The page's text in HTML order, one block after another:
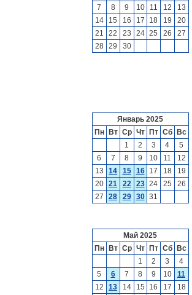
7
8 9 10 11 12
13
14
15 16 17 18 19
20
21
22 23 24 25 26
27
28
29 30
Январь 2025
Пн
Вт Ср Чт Пт Сб
Вс
1
2 3 4
5
6
7 8 9 10 11
12
13
14 15 16 17 18
19
20
21 22 23 24 25
26
27
28 29 30 31
Май 2025
Пн
Вт Ср Чт Пт Сб
Вс
1
2 3
4
5
6 7 8 9 10
11
12
13 14 15 16 17
18